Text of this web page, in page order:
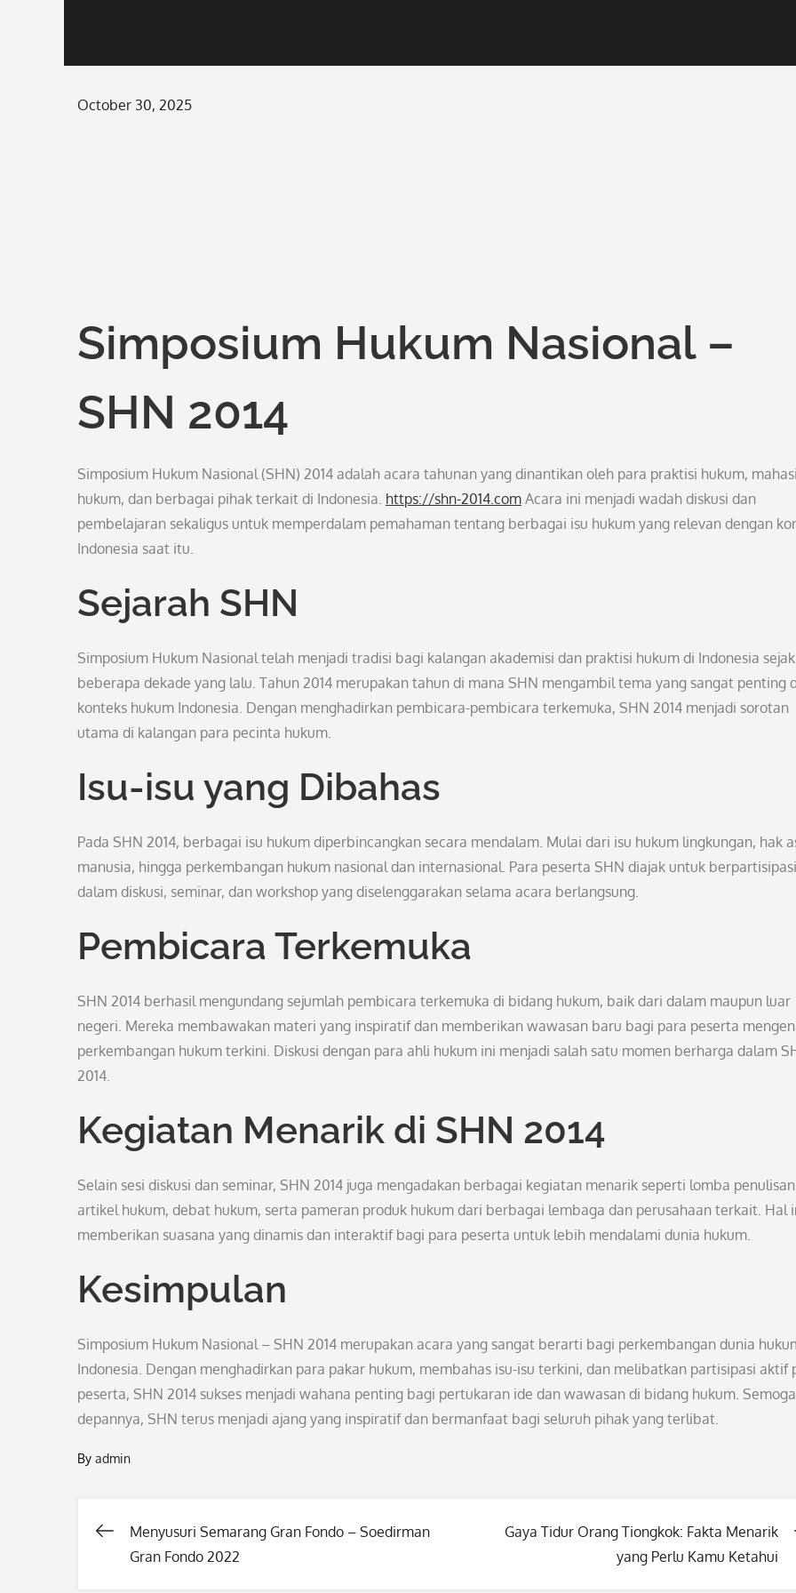
Posted
October 30, 2025
Simposium Hukum Nasional –
SHN 2014
Simposium Hukum Nasional (SHN) 2014 adalah acara tahunan yang dinantikan oleh para praktisi hukum,
hukum, dan berbagai pihak terkait di Indonesia. https://shn-2014.com Acara ini menjadi wadah diskusi dan
pembelajaran sekaligus untuk memperdalam pemahaman tentang berbagai isu hukum yang relevan dengan
Indonesia saat itu.
Sejarah SHN
Simposium Hukum Nasional telah menjadi tradisi bagi kalangan akademisi dan praktisi hukum di Indonesia sejak
beberapa dekade yang lalu. Tahun 2014 merupakan tahun di mana SHN mengambil tema yang sangat penting
konteks hukum Indonesia. Dengan menghadirkan pembicara-pembicara terkemuka, SHN 2014 menjadi sorotan
utama di kalangan para pecinta hukum.
Isu-isu yang Dibahas
Pada SHN 2014, berbagai isu hukum diperbincangkan secara mendalam. Mulai dari isu hukum lingkungan, hak
manusia, hingga perkembangan hukum nasional dan internasional. Para peserta SHN diajak untuk
dalam diskusi, seminar, dan workshop yang diselenggarakan selama acara berlangsung.
Pembicara Terkemuka
SHN 2014 berhasil mengundang sejumlah pembicara terkemuka di bidang hukum, baik dari dalam maupun luar
negeri. Mereka membawakan materi yang inspiratif dan memberikan wawasan baru bagi para peserta
perkembangan hukum terkini. Diskusi dengan para ahli hukum ini menjadi salah satu momen berharga dalam
2014.
Kegiatan Menarik di SHN 2014
Selain sesi diskusi dan seminar, SHN 2014 juga mengadakan berbagai kegiatan menarik seperti lomba penulisan
artikel hukum, debat hukum, serta pameran produk hukum dari berbagai lembaga dan perusahaan terkait. Hal
memberikan suasana yang dinamis dan interaktif bagi para peserta untuk lebih mendalami dunia hukum.
Kesimpulan
Simposium Hukum Nasional – SHN 2014 merupakan acara yang sangat berarti bagi perkembangan dunia
Indonesia. Dengan menghadirkan para pakar hukum, membahas isu-isu terkini, dan melibatkan partisipasi aktif
peserta, SHN 2014 sukses menjadi wahana penting bagi pertukaran ide dan wawasan di bidang hukum.
depannya, SHN terus menjadi ajang yang inspiratif dan bermanfaat bagi seluruh pihak yang terlibat.
By admin
Post
Menyusuri Semarang Gran Fondo – Soedirman
Gran Fondo 2022
Gaya Tidur Orang Tiongkok: Fakta Menarik
yang Perlu Kamu Ketahui